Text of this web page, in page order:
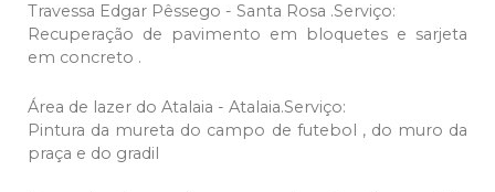
Travessa Edgar Pêssego - Santa Rosa .Serviço:
Recuperação de pavimento em bloquetes e sarjeta
em concreto .
Área de lazer do Atalaia - Atalaia.Serviço:
Pintura da mureta do campo de futebol , do muro da
praça e do gradil